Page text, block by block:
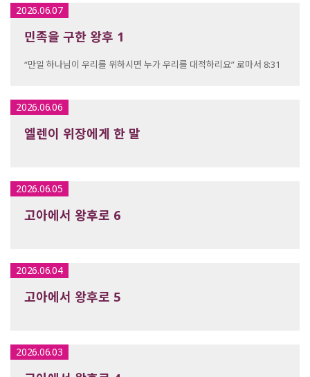
2026.06.07
민족을 구한 왕후 1
“만일 하나님이 우리를 위하시면 누가 우리를 대적하리요” 로마서 8:31
2026.06.06
엘렌이 위장에게 한 말
2026.06.05
고아에서 왕후로 6
2026.06.04
고아에서 왕후로 5
2026.06.03